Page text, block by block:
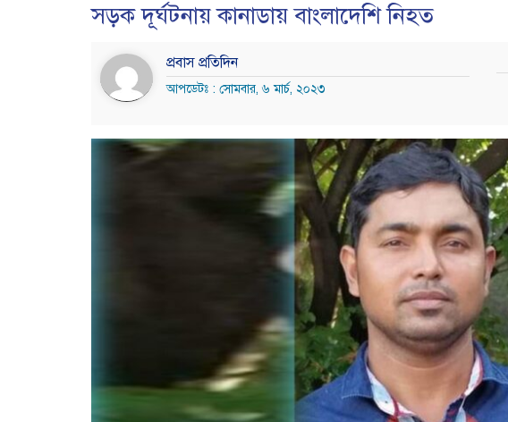
সড়ক দূর্ঘটনায় কানাডায় বাংলাদেশি নিহত
প্রবাস প্রতিদিন
আপডেটঃ : সোমবার, ৬ মার্চ, ২০২৩